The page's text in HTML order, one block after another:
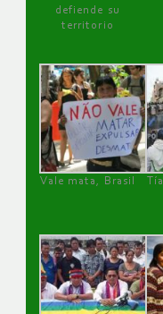
defiende su
territorio
Vale mata, Brasil